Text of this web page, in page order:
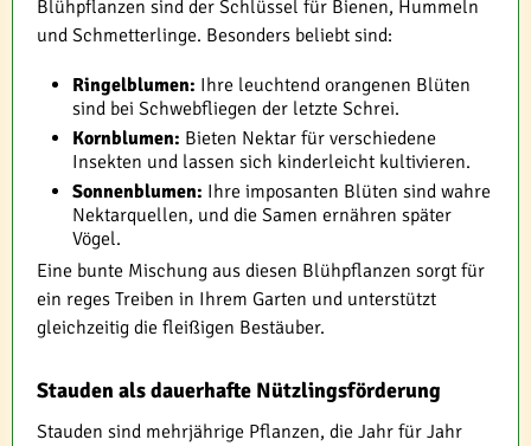
Blühpflanzen sind der Schlüssel für Bienen, Hummeln
und Schmetterlinge. Besonders beliebt sind:
Ringelblumen: Ihre leuchtend orangenen Blüten
sind bei Schwebfliegen der letzte Schrei.
Kornblumen: Bieten Nektar für verschiedene
Insekten und lassen sich kinderleicht kultivieren.
Sonnenblumen: Ihre imposanten Blüten sind wahre
Nektarquellen, und die Samen ernähren später
Vögel.
Eine bunte Mischung aus diesen Blühpflanzen sorgt für
ein reges Treiben in Ihrem Garten und unterstützt
gleichzeitig die fleißigen Bestäuber.
Stauden als dauerhafte Nützlingsförderung
Stauden sind mehrjährige Pflanzen, die Jahr für Jahr